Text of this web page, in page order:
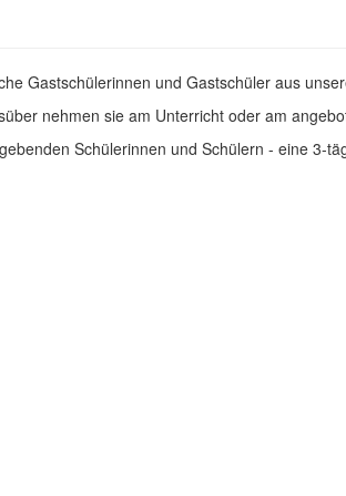
Gastschülerinnen und Gastschüler aus
nehmen sie am Unterricht oder am
Schülerinnen und Schülern - eine 3-